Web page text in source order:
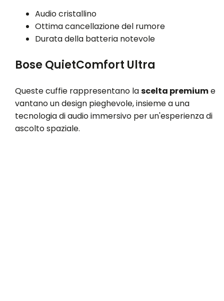
Audio cristallino
Ottima cancellazione del rumore
Durata della batteria notevole
Bose QuietComfort Ultra
Queste cuffie rappresentano lascelta premiume
vantano un design pieghevole, insieme a una
tecnologia di audio immersivo per un'esperienza di
ascolto spaziale.